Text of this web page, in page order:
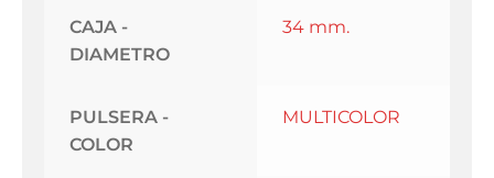
CAJA -
DIAMETRO
34 mm.
PULSERA -
COLOR
MULTICOLOR